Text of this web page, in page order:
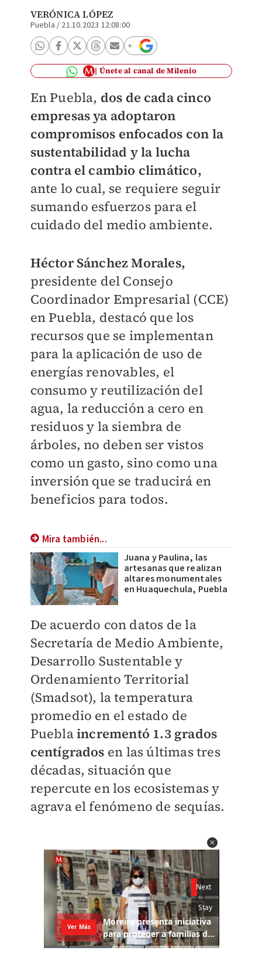
VERÓNICA LÓPEZ
Puebla / 21.10.2023 12:08:00
Únete al canal de Milenio
En Puebla, dos de cada cinco
empresas ya adoptaron
compromisos enfocados con la
sustentabilidad y la lucha
contra el cambio climático,
ante lo cual, se requiere seguir
sumando esfuerzos para el
cuidado del medio ambiente.
Héctor Sánchez Morales,
presidente del Consejo
Coordinador Empresarial (CCE)
en Puebla, destacó que los
recursos que se implementan
para la aplicación de uso de
energías renovables, el
consumo y reutilización del
agua, la reducción a cero en
residuos y la siembra de
árboles, no deben ser vistos
como un gasto, sino como una
inversión que se traducirá en
beneficios para todos.
Mira también...
Juana y Paulina, las
artesanas que realizan
altares monumentales
en Huaquechula, Puebla
De acuerdo con datos de la
Secretaría de Medio Ambiente,
Desarrollo Sustentable y
Ordenamiento Territorial
(Smadsot), la temperatura
promedio en el estado de
Pueblaincrementó 1.3 grados
centígrados en las últimas tres
décadas, situación que
repercute en los ecosistemas y
agrava el fenómeno de sequías.